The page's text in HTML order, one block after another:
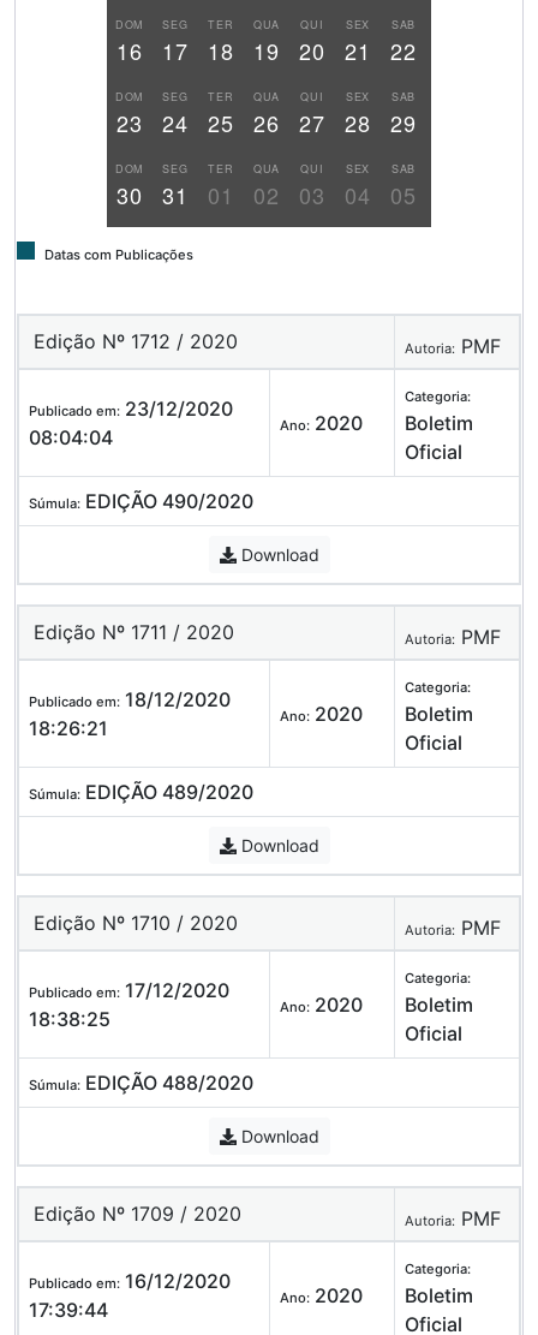
DOM
16
SEG
17
TER
18
QUA
19
QUI
20
SEX
21
SAB
22
DOM
23
SEG
24
TER
25
QUA
26
QUI
27
SEX
28
SAB
29
DOM
30
SEG
31
TER
01
QUA
02
QUI
03
SEX
04
SAB
05
Datas com Publicações
Edição Nº 1712 / 2020 Autoria: PMF
Publicado em: 23/12/2020
08:04:04
Ano: 2020
Categoria:
Boletim
Oficial
Súmula: EDIÇÃO 490/2020
Download
Edição Nº 1711 / 2020 Autoria: PMF
Publicado em: 18/12/2020
18:26:21
Ano: 2020
Categoria:
Boletim
Oficial
Súmula: EDIÇÃO 489/2020
Download
Edição Nº 1710 / 2020 Autoria: PMF
Publicado em: 17/12/2020
18:38:25
Ano: 2020
Categoria:
Boletim
Oficial
Súmula: EDIÇÃO 488/2020
Download
Edição Nº 1709 / 2020 Autoria: PMF
Publicado em: 16/12/2020
17:39:44
Ano: 2020
Categoria:
Boletim
Oficial